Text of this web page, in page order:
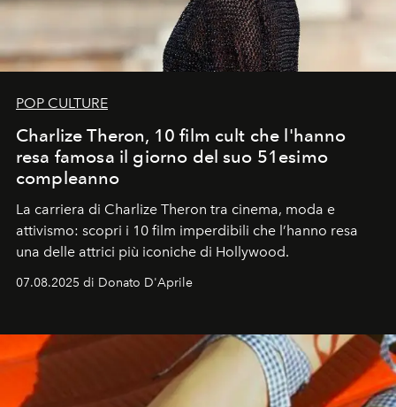
POP CULTURE
Charlize Theron, 10 film cult che l'hanno
resa famosa il giorno del suo 51esimo
compleanno
La carriera di Charlize Theron tra cinema, moda e
attivismo: scopri i 10 film imperdibili che l’hanno resa
una delle attrici più iconiche di Hollywood.
07.08.2025 di Donato D'Aprile